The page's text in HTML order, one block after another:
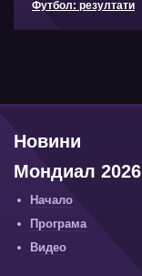
Футбол: резултати
Новини
Мондиал 2026
Начало
Програма
Видео